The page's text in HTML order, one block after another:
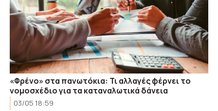
«Φρένο» στα πανωτόκια: Τι αλλαγές φέρνει το
νομοσχέδιο για τα καταναλωτικά δάνεια
03/05 18:59